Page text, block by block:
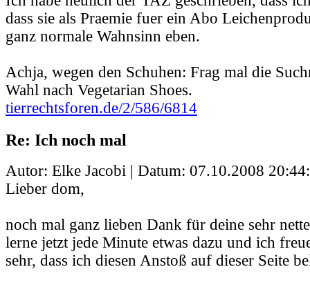
dass sie als Praemie fuer ein Abo
ganz normale Wahnsinn eben.
Achja, wegen den Schuhen: Frag mal die
Wahl nach Vegetarian Shoes.
tierrechtsforen.de/2/586/6814
Re: Ich noch mal
Autor: Elke Jacobi | Datum: 07.10.2008
Lieber dom,
noch mal ganz lieben Dank für deine sehr
lerne jetzt jede Minute etwas dazu und ich
sehr, dass ich diesen Anstoß auf dieser Seite